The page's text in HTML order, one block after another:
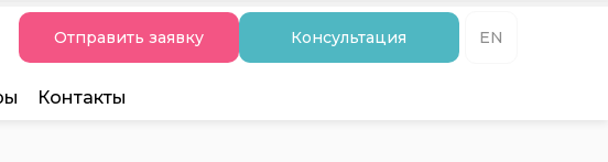
Отправить заявку Консультация EN
Контакты